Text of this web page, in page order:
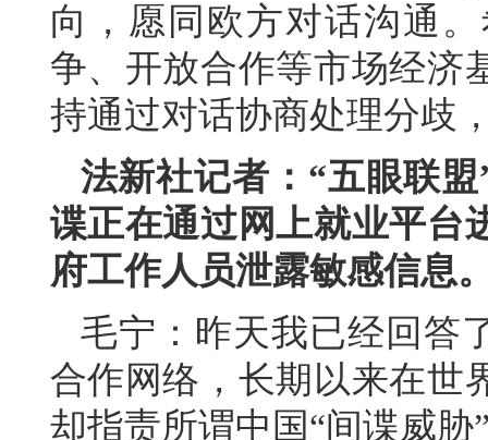
向，愿同欧方对话沟通
争、开放合作等市场经济
持通过对话协商处理分歧
法新社记者：“五眼联
谍正在通过网上就业平台
府工作人员泄露敏感信息
毛宁：昨天我已经回答
合作网络，长期以来在世
却指责所谓中国“间谍威胁